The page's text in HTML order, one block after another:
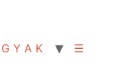
Y A K ☰